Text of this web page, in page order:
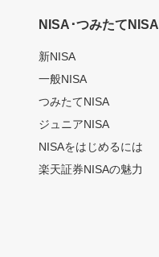
NISA･つみたてNISA
新NISA
一般NISA
つみたてNISA
ジュニアNISA
NISAをはじめるには
楽天証券NISAの魅力